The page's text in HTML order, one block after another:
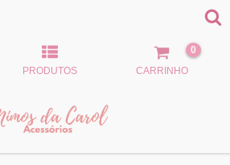
PRODUTOS CARRINHO
0